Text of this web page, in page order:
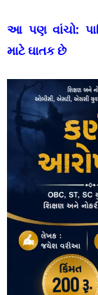
આ પણ વાંચો:
માટે ઘાતક છે